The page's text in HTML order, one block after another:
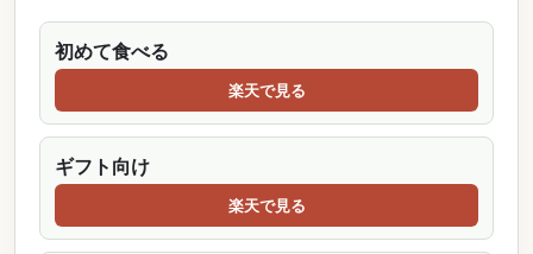
初めて食べる
楽天で見る
ギフト向け
楽天で見る